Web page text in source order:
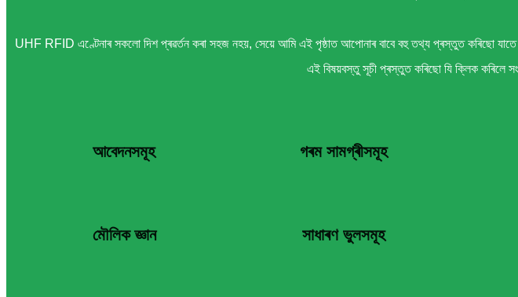
UHF RFID এণ্টেনাৰ সকলো দিশ প্ৰৱৰ্তন কৰা সহজ নহয়, সেয়ে আমি এই পৃষ্ঠাত আপোনাৰ বাবে বহু তথ্য প্ৰস্তুত কৰিছো
এই বিষয়বস্তু সূচী প্ৰস্তুত কৰিছো যি ক্লিক কৰিলে
আবেদনসমূহ গৰম সামগ্ৰীসমূহ
মৌলিক জ্ঞান সাধাৰণ ভুলসমূহ